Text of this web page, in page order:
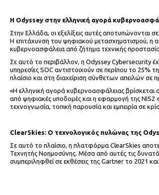
Η Odyssey στην ελληνική αγορά
Στην Ελλάδα, οι εξελίξεις αυτές αποτυπώνονται
Η επιτάχυνση του ψηφιακού μετασχηματισμού, η
κυβερνοασφάλεια από ζήτημα τεχνικής
Σε αυτό το περιβάλλον, η Odyssey Cybersecurity
υπηρεσίες SOC αντιστοιχούν σε περίπου το 25%
πλαίσιο και στη διαχείριση σύνθετων απειλών σε
«Η ελληνική αγορά κυβερνοασφάλειας
από ψηφιακές υποδομές και η εφαρμογή της NIS2
τεχνογνωσία, τοπική παρουσία και εμπειρία σε
ClearSkies: Ο τεχνολογικός πυλώνας της
Σε αυτό το πλαίσιο, η πλατφόρμα ClearSkies
Τεχνητής Νοημοσύνης. Μέσα από αυτές τις
συμπεριληφθεί σε εκθέσεις της Gartner το 2021